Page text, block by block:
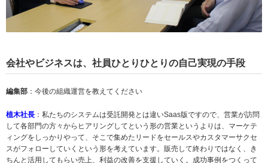
会社やビジネスは、社員ひとりひとりの自己実現の手段
編集部 ：今後の組織運営を教えてください
植木社長 ：私たちのシステムは受託開発とは違いSaas版ですので、営業が訪問
して各部門の方々からヒアリングしてという形の営業というよりは、マーケテ
ィングをしっかりやって、そこで集めたリードをセールスやカスタマーサクセ
スがフォローしていくという形を考えています。販売して終わりではなく、き
ちんと活用してもらい売上、利益の改善を支援していく。成功事例をつくって